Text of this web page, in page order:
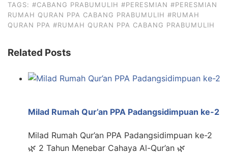
TAGS: #CABANG PRABUMULIH #PERESMIAN #PERESMIAN
RUMAH QURAN PPA CABANG PRABUMULIH #RUMAH
QURAN PPA #RUMAH QURAN PPA CABANG PRABUMULIH
Related Posts
Milad Rumah Qur’an PPA Padangsidimpuan ke-2
Milad Rumah Qur’an PPA Padangsidimpuan ke-2
🌿 2 Tahun Menebar Cahaya Al-Qur’an 🌿